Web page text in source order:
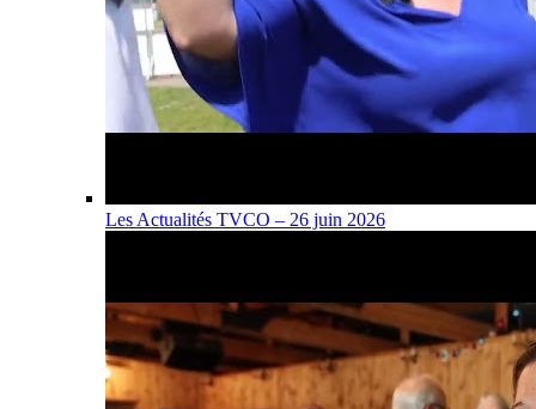
Les Actualités TVCO – 26 juin 2026